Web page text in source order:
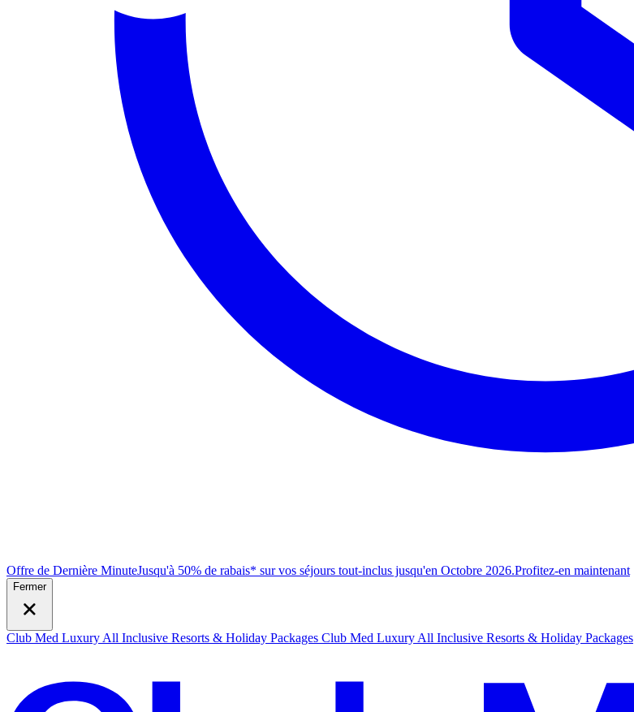
Offre de Dernière MinuteJusqu'à 50% de rabais* sur vos séjours tout-inclus jusqu'en Octobre 2026.Profitez-en maintenant
Fermer
Club Med Luxury All Inclusive Resorts & Holiday Packages Club Med Luxury All Inclusive Resorts & Holiday Packages